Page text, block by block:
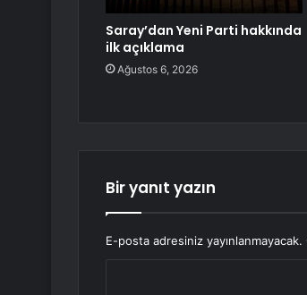
Saray’dan Yeni Parti hakkında
ilk açıklama
Ağustos 6, 2026
Bir yanıt yazın
E-posta adresiniz yayınlanmayacak.